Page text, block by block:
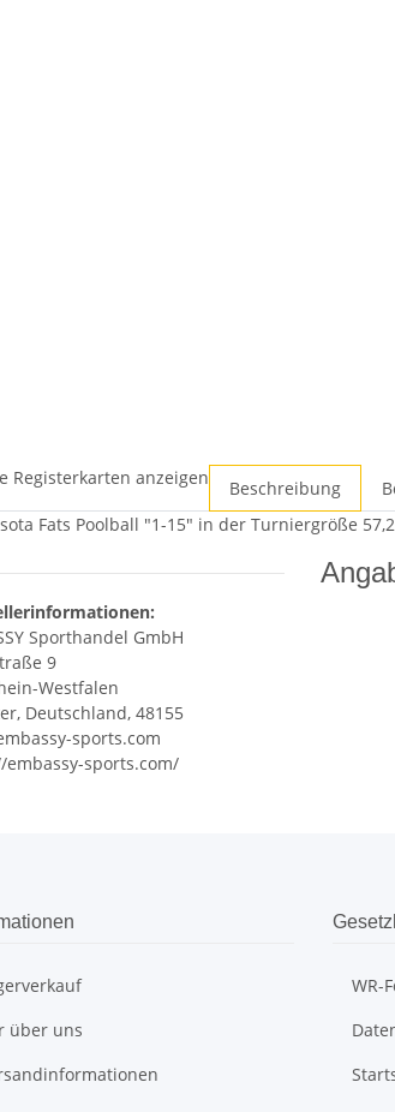
Registerkarten anzeigen Beschreibung
Fats Poolball "1-15" in der Turniergröße
Sporthandel GmbH
9
Westfalen
Deutschland, 48155
sports.com
sports.com/
über uns
WR-